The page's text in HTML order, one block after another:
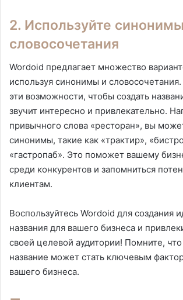
2. Используйте
словосочетания
Wordoid предлагает множество
используя синонимы и
эти возможности, чтобы создать
звучит интересно и привлекательно.
привычного слова «ресторан», вы
синонимы, такие как «трактир»,
«гастропаб». Это поможет вашему
среди конкурентов и запомниться
клиентам.
Воспользуйтесь Wordoid для создания
названия для вашего бизнеса и
своей целевой аудитории! Помните,
название может стать ключевым
вашего бизнеса.